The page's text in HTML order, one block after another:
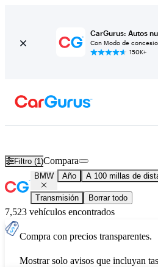
CarGurus: Autos
Con Modo de
150K+
Filtro (1)Compara
BMW Año A 100 millas de
Transmisión Borrar todo
7,523 vehículos encontrados
Compra con precios transparentes.
Mostrar solo avisos que incluyan